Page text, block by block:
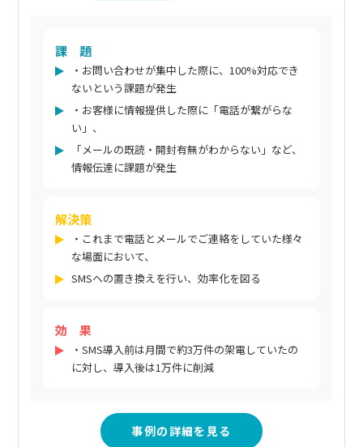
課 題
・お問い合わせが集中した際に、100%対応でき
ないという課題が発生
・お客様に情報提供した際に「電話が繋がらな
い」、
「メールの既読・開封有無がわからない」など、
情報伝達に課題が発生
解決策
・これまで電話とメールでご連絡をしていた様々
な場面において、
SMSへの置き換えを行い、効率化を図る
効 果
・SMS導入前は月間で約3万件の架電していたの
に対し、導入後は1万件に削減
事例の詳細を見る